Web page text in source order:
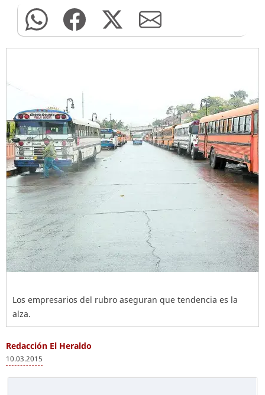
Los empresarios del rubro aseguran que tendencia es la
alza.
Redacción El Heraldo
10.03.2015